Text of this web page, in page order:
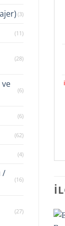
(3)
(11)
(28)
ve
(6)
(6)
(62)
(4)
/
(16)
(27)